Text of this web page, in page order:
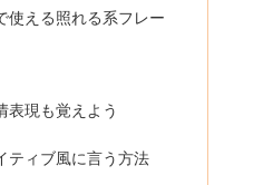
使える照れる系フレー
表現も覚えよう
ティブ風に言う方法